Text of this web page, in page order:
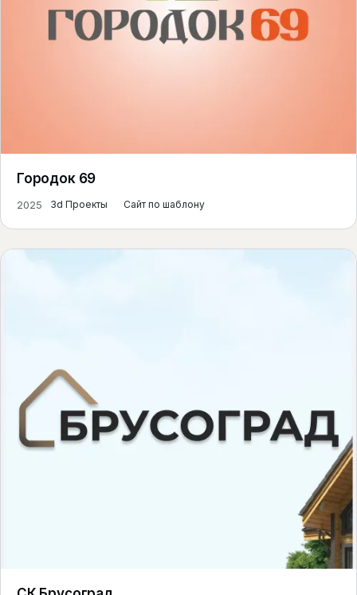
Городок 69
2025 3d Проекты Сайт по шаблону